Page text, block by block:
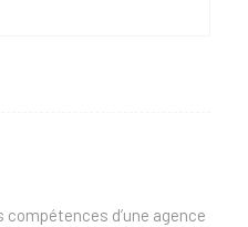
d’une agence